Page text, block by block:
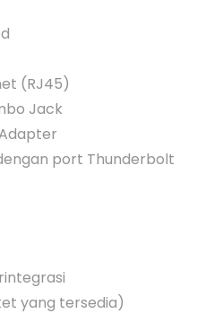
(RJ45)
Jack
port Thunderbolt
yang tersedia)